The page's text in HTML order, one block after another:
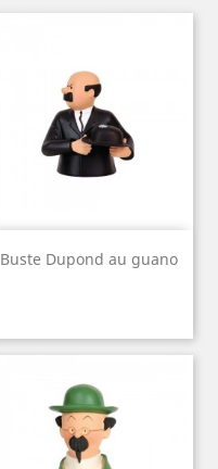
Buste Dupond au guano